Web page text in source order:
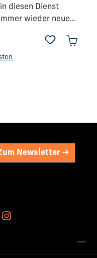
diesen Dienst
wieder neue
Newsletter ->